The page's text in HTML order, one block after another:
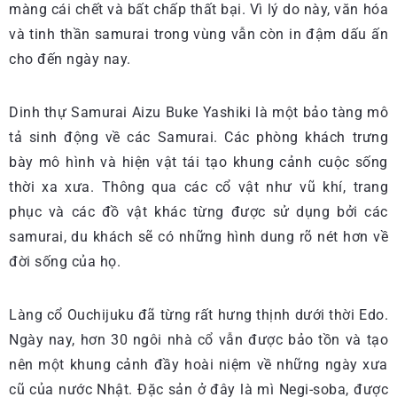
màng cái chết và bất chấp thất bại. Vì lý do này, văn hóa
và tinh thần samurai trong vùng vẫn còn in đậm dấu ấn
cho đến ngày nay.
Dinh thự Samurai Aizu Buke Yashiki là một bảo tàng mô
tả sinh động về các Samurai. Các phòng khách trưng
bày mô hình và hiện vật tái tạo khung cảnh cuộc sống
thời xa xưa. Thông qua các cổ vật như vũ khí, trang
phục và các đồ vật khác từng được sử dụng bởi các
samurai, du khách sẽ có những hình dung rõ nét hơn về
đời sống của họ.
Làng cổ Ouchijuku đã từng rất hưng thịnh dưới thời Edo.
Ngày nay, hơn 30 ngôi nhà cổ vẫn được bảo tồn và tạo
nên một khung cảnh đầy hoài niệm về những ngày xưa
cũ của nước Nhật. Đặc sản ở đây là mì Negi-soba, được